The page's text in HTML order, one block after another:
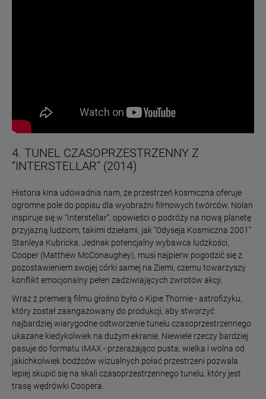
4. TUNEL CZASOPRZESTRZENNY Z
“INTERSTELLAR” (2014)
Historia kina udowadnia nam, że przestrzeń kosmiczna oferuje
ogromne pole do popisu dla wyobraźni filmowych twórców. Nolan
inspiruje się w “Interstellar”, opowieści o podróży na nową planetę
przyjazną ludziom, takimi dziełami, jak “Odyseja Kosmiczna 2001”
Stanleya Kubricka. Jednak potencjalny wybawca ludzkości,
Cooper (Matthew McConaughey), musi najpierw pogodzić się z
pozostawieniem swojej córki samej na Ziemi, czemu towarzyszy
konflikt emocjonalny pełen zadziwiających zwrotów akcji.
Wraz z premierą filmu głośno było o Kipie Thornie - astrofizyku,
który został zaangażowany do produkcji, aby stworzyć
najbardziej wiarygodne odtworzenie tunelu czasoprzestrzennego
ukazane kiedykolwiek na dużym ekranie. Niewiele rzeczy bardziej
pasuje do formatu IMAX - przerażająco pusta, wielka i wolna od
jakichkolwiek bodźców wizualnych połać przestrzeni pozwala
lepiej skupić się na skali czasoprzestrzennego tunelu, który jest
trasą wędrówki Coopera.